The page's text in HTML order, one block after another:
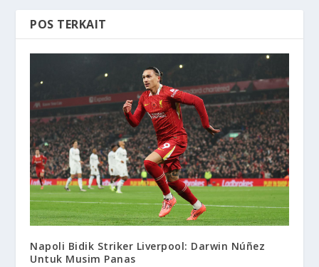
POS TERKAIT
Napoli Bidik Striker Liverpool: Darwin Núñez
Untuk Musim Panas